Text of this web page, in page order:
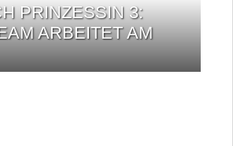
PRINZESSIN 3:
ARBEITET AM